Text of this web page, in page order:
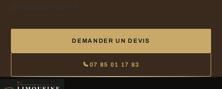
DEMANDER UN DEVIS
07 85 01 17 83